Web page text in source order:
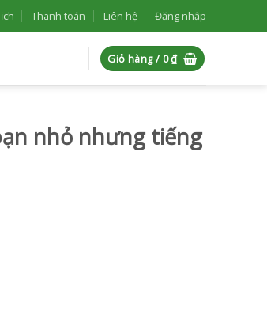
Thanh toán Liên hệ Đăng nhập
Giỏ hàng / 0₫
nhỏ nhưng tiếng